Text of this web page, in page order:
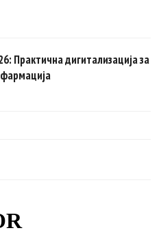
Практична дигитализација за